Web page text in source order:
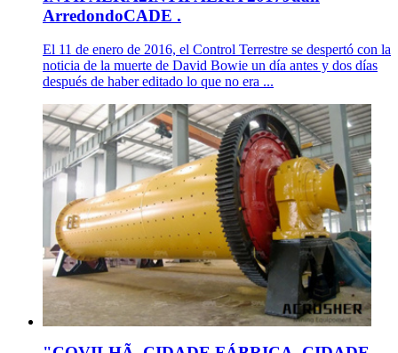
ArredondoCADE .
El 11 de enero de 2016, el Control Terrestre se despertó con la
noticia de la muerte de David Bowie un día antes y dos días
después de haber editado lo que no era ...